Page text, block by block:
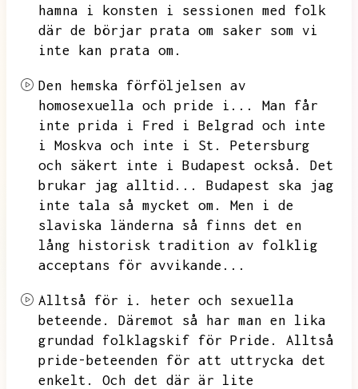
hamna i konsten i sessionen med folk
där de börjar prata om saker som vi
inte kan prata om.
Den hemska förföljelsen av
homosexuella och pride i...
Man får
inte prida i Fred i Belgrad och inte
i Moskva och inte i St.
Petersburg
och säkert inte i Budapest också.
Det
brukar jag alltid...
Budapest ska jag
inte tala så mycket om.
Men i de
slaviska länderna så finns det en
lång historisk tradition av folklig
acceptans för avvikande...
Alltså för i.
heter och sexuella
beteende.
Däremot så har man en lika
grundad folklagskif för Pride.
Alltså
pride-beteenden för att uttrycka det
enkelt.
Och det där är lite